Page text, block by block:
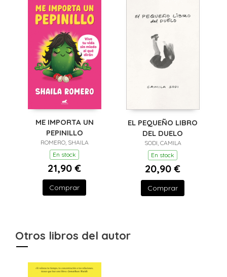
ME IMPORTA UN
PEPINILLO
ROMERO, SHAILA
En stock
21,90 €
Comprar
EL PEQUEÑO LIBRO
DEL DUELO
SODI, CAMILA
En stock
20,90 €
Comprar
Otros libros del autor